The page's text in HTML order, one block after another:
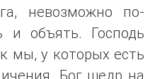
невозможно по-
и объять. Господь
мы, у которых есть
Бог щедр на